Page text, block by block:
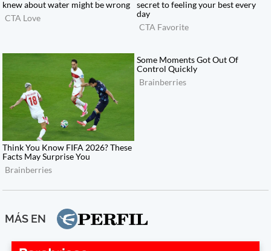
MÁS EN